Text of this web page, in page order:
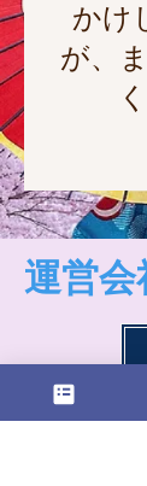
かけ
が、
運営会